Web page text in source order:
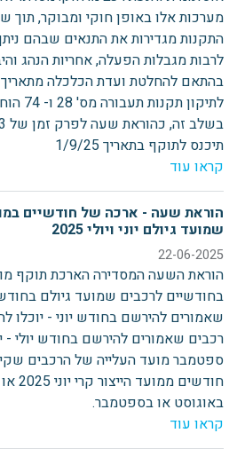
מערכות אלו באופן חוקי ומבוקר, תוך
התקנות מגדירות את התנאים שבהם
לרבות מגבלות הפעלה, אחריות הנהג
תיכנס לתוקף בתאריך 1/9/25
קראו עוד
הוראת שעה - ארכה של חודשיים
שמועד גיולם יוני ויולי 2025
22-06-2025
הוראת השעה המסדירה הארכת תוקף
שאמורים להירשם בחודש יוני - יוכלו
רכבים שאמורים להירשם בחודש יולי -
באוגוסט או בספטמבר.
קראו עוד